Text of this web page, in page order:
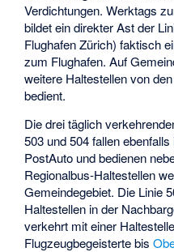
Verdichtungen. Werktags
bildet ein direkter Ast der
Flughafen Zürich) faktisch
zum Flughafen. Auf
weitere Haltestellen von
bedient.
Die drei täglich
503 und 504 fallen
PostAuto und bedienen
Regionalbus-Haltestellen
Gemeindegebiet. Die Linie
Haltestellen in der
verkehrt mit einer
Flugzeugbegeisterte bis